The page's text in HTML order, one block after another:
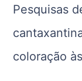
Pesquisas
coloração